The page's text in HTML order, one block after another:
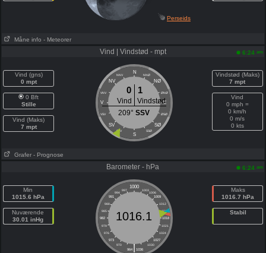
Perseids
Måne info - Meteorer
Vind | Vindstød - mpt 6:24 am
Vind (gns)
0 mpt
0 Bft
Stille
Vind (Maks)
7 mpt
N
NNV NNØ
NV NØ
VNV ØNØ
V E
VSV ØSØ
SV SØ
SSV SSØ
S
0 1
Vind
Vindstød
209°SSV
Vindstød (Maks)
7 mpt
Vind
0 mph =
0 km/h
0 m/s
0 kts
Grafer - Prognose
Barometer - hPa 6:24 am
Min
1015.6 hPa
Nuværende
30.01 inHg
1000
997 1003
994
1006
991
1009
988
1012
985
1015
982
1018
979
1021
976
1024
973
1027
970
1030
|
964 1036
1016.1
Maks
1016.7 hPa
Stabil